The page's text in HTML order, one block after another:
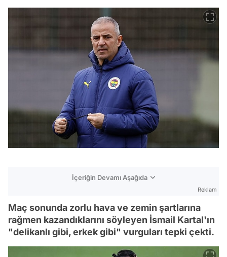
İçeriğin Devamı Aşağıda
Reklam
Maç sonunda zorlu hava ve zemin şartlarına
rağmen kazandıklarını söyleyen İsmail Kartal'ın
"delikanlı gibi, erkek gibi" vurguları tepki çekti.